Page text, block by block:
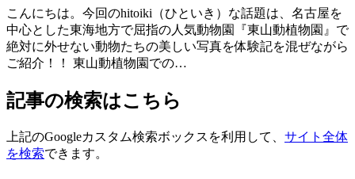
こんにちは。今回のhitoiki（ひといき）な話題は、名古屋を
中心とした東海地方で屈指の人気動物園『東山動植物園』で
絶対に外せない動物たちの美しい写真を体験記を混ぜながら
ご紹介！！ 東山動植物園での…
記事の検索はこちら
上記のGoogleカスタム検索ボックスを利用して、 サイト全体
を検索できます。